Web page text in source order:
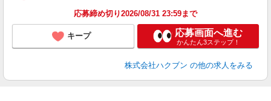
応募締め切り2026/08/31 23:59まで
キープ 応募画面へ進む
かんたん3ステップ！
株式会社ハクブン の他の求人をみる